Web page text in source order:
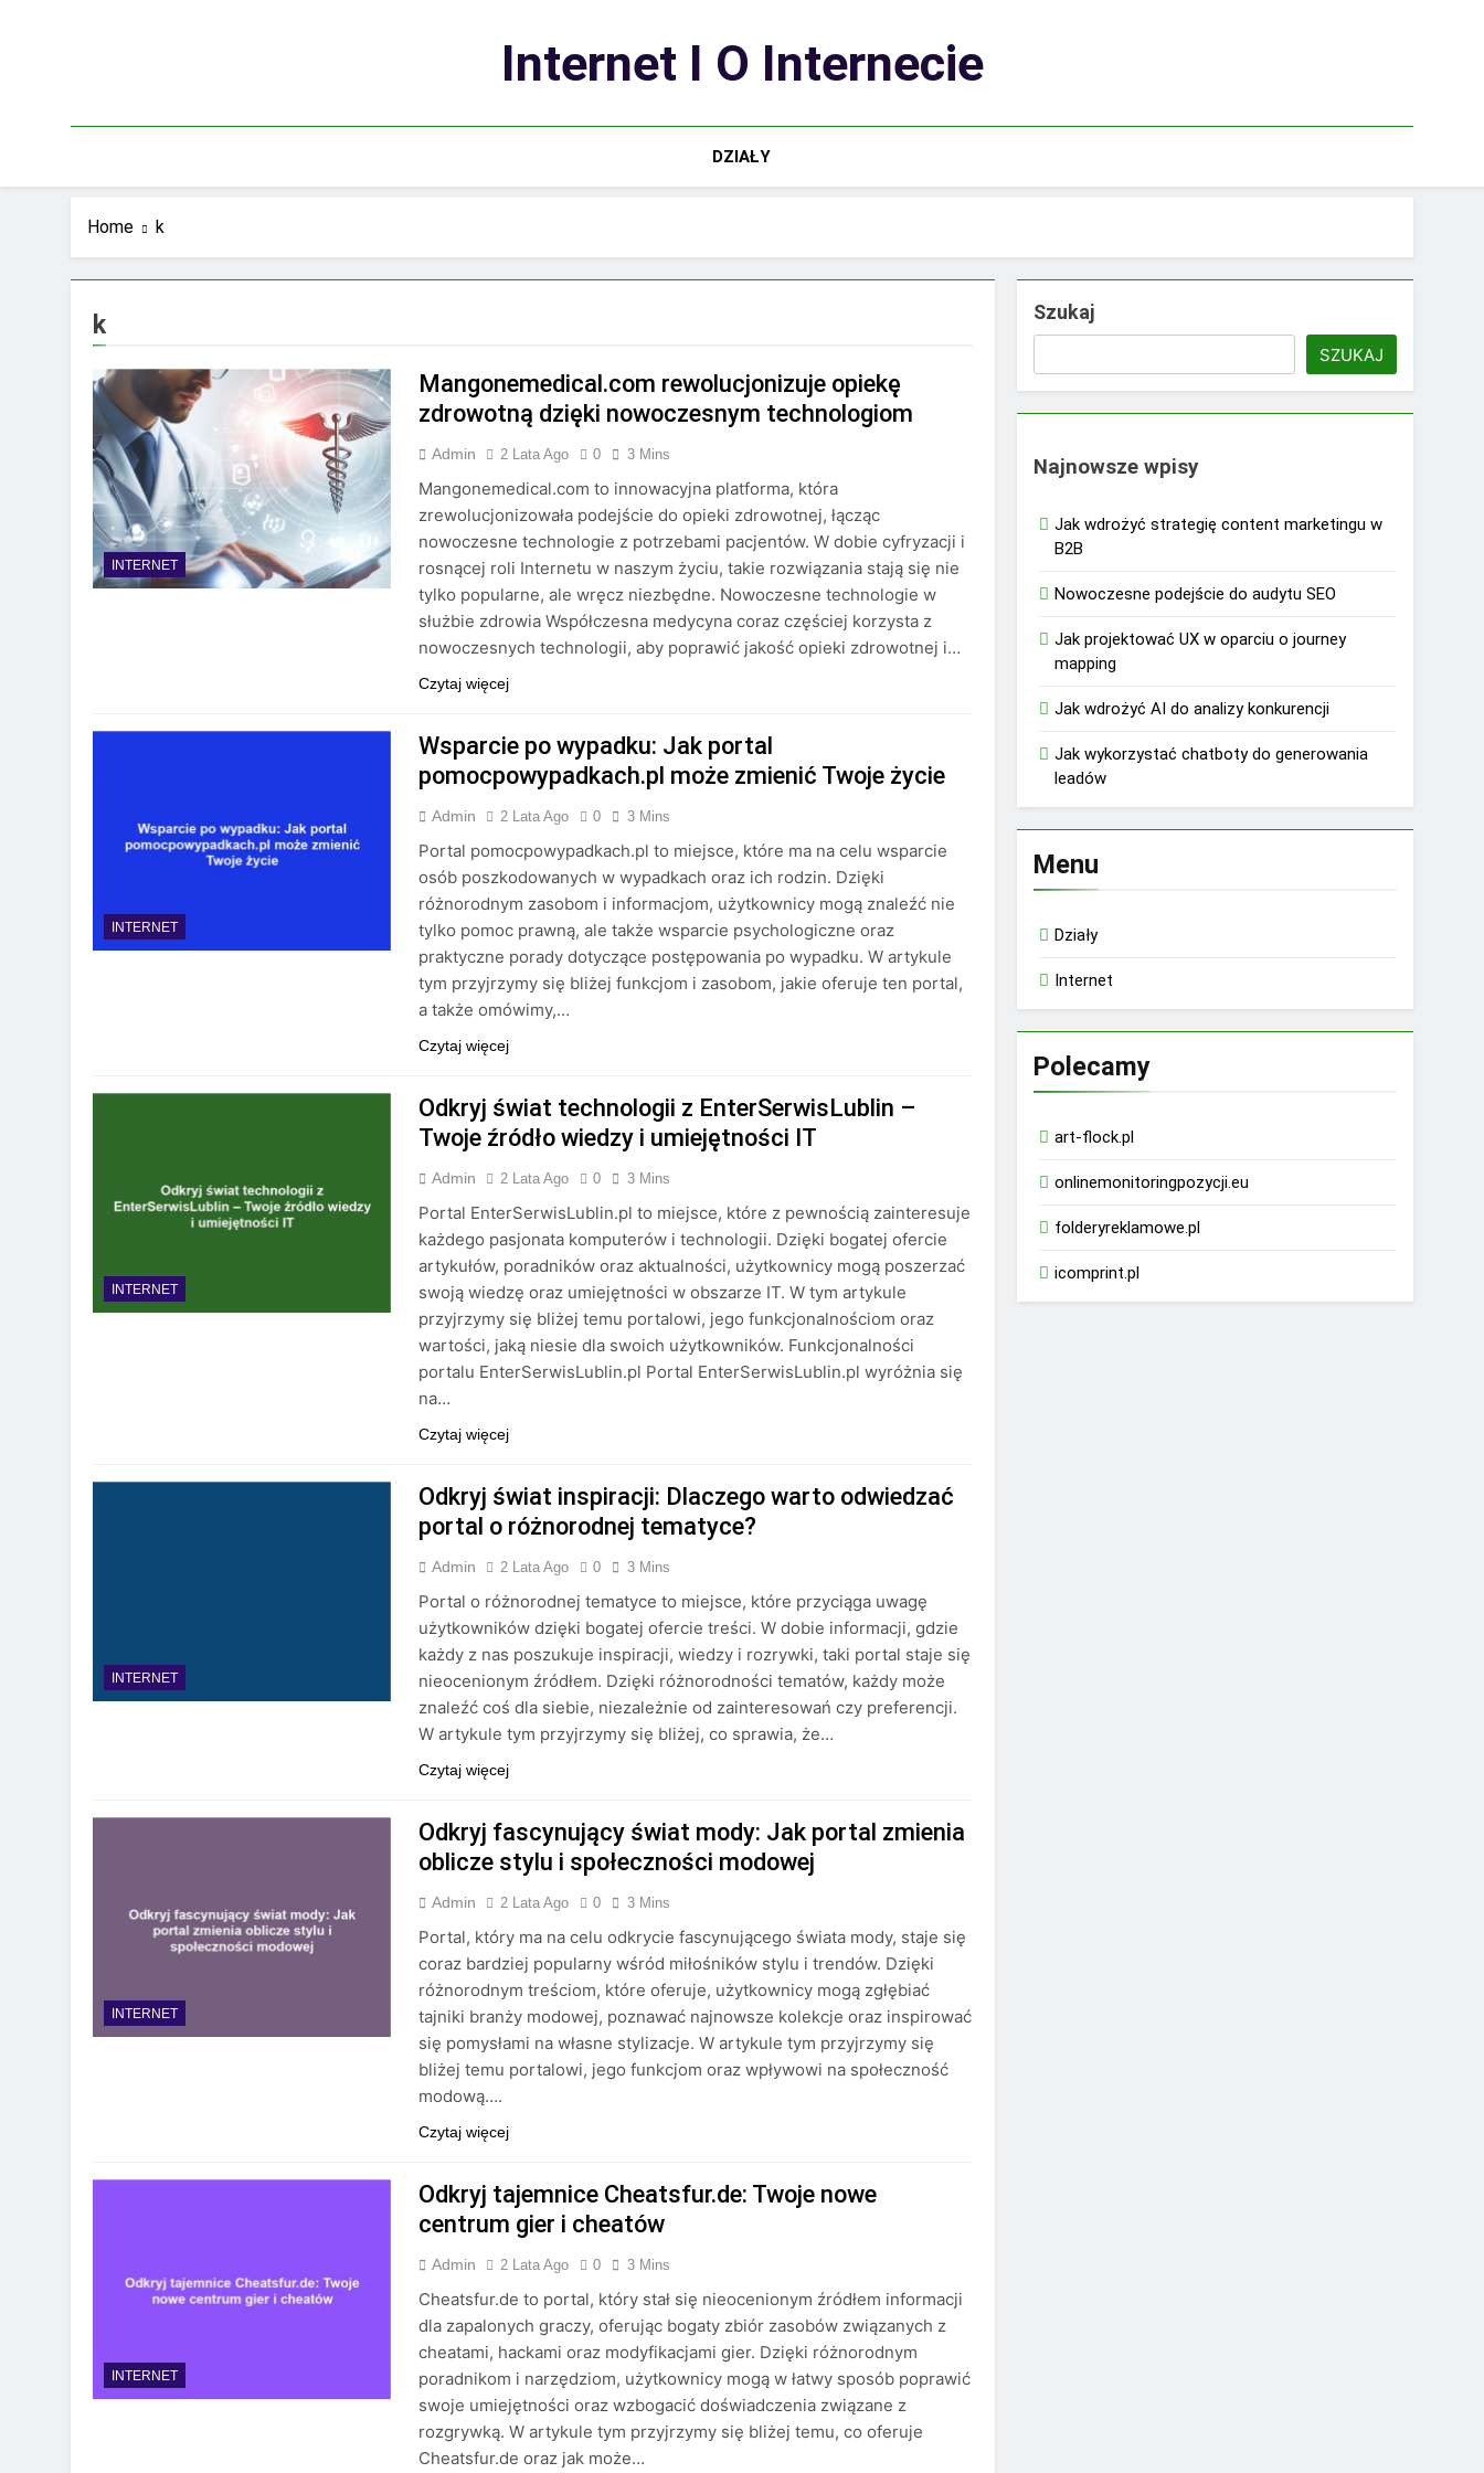
Internet I O Internecie
DZIAŁY
Home k
k
INTERNET
Mangonemedical.com rewolucjonizuje opiekę
zdrowotną dzięki nowoczesnym technologiom
Admin 2 Lata Ago 0 3 Mins
Mangonemedical.com to innowacyjna platforma, która
zrewolucjonizowała podejście do opieki zdrowotnej, łącząc
nowoczesne technologie z potrzebami pacjentów. W dobie cyfryzacji i
rosnącej roli Internetu w naszym życiu, takie rozwiązania stają się nie
tylko popularne, ale wręcz niezbędne. Nowoczesne technologie w
służbie zdrowia Współczesna medycyna coraz częściej korzysta z
nowoczesnych technologii, aby poprawić jakość opieki zdrowotnej i…
Czytaj więcej
INTERNET
Wsparcie po wypadku: Jak portal
pomocpowypadkach.pl może zmienić Twoje życie
Admin 2 Lata Ago 0 3 Mins
Portal pomocpowypadkach.pl to miejsce, które ma na celu wsparcie
osób poszkodowanych w wypadkach oraz ich rodzin. Dzięki
różnorodnym zasobom i informacjom, użytkownicy mogą znaleźć nie
tylko pomoc prawną, ale także wsparcie psychologiczne oraz
praktyczne porady dotyczące postępowania po wypadku. W artykule
tym przyjrzymy się bliżej funkcjom i zasobom, jakie oferuje ten portal,
a także omówimy,…
Czytaj więcej
INTERNET
Odkryj świat technologii z EnterSerwisLublin –
Twoje źródło wiedzy i umiejętności IT
Admin 2 Lata Ago 0 3 Mins
Portal EnterSerwisLublin.pl to miejsce, które z pewnością zainteresuje
każdego pasjonata komputerów i technologii. Dzięki bogatej ofercie
artykułów, poradników oraz aktualności, użytkownicy mogą poszerzać
swoją wiedzę oraz umiejętności w obszarze IT. W tym artykule
przyjrzymy się bliżej temu portalowi, jego funkcjonalnościom oraz
wartości, jaką niesie dla swoich użytkowników. Funkcjonalności
portalu EnterSerwisLublin.pl Portal EnterSerwisLublin.pl wyróżnia się
na…
Czytaj więcej
INTERNET
Odkryj świat inspiracji: Dlaczego warto odwiedzać
portal o różnorodnej tematyce?
Admin 2 Lata Ago 0 3 Mins
Portal o różnorodnej tematyce to miejsce, które przyciąga uwagę
użytkowników dzięki bogatej ofercie treści. W dobie informacji, gdzie
każdy z nas poszukuje inspiracji, wiedzy i rozrywki, taki portal staje się
nieocenionym źródłem. Dzięki różnorodności tematów, każdy może
znaleźć coś dla siebie, niezależnie od zainteresowań czy preferencji.
W artykule tym przyjrzymy się bliżej, co sprawia, że…
Czytaj więcej
INTERNET
Odkryj fascynujący świat mody: Jak portal zmienia
oblicze stylu i społeczności modowej
Admin 2 Lata Ago 0 3 Mins
Portal, który ma na celu odkrycie fascynującego świata mody, staje się
coraz bardziej popularny wśród miłośników stylu i trendów. Dzięki
różnorodnym treściom, które oferuje, użytkownicy mogą zgłębiać
tajniki branży modowej, poznawać najnowsze kolekcje oraz inspirować
się pomysłami na własne stylizacje. W artykule tym przyjrzymy się
bliżej temu portalowi, jego funkcjom oraz wpływowi na społeczność
modową….
Czytaj więcej
INTERNET
Odkryj tajemnice Cheatsfur.de: Twoje nowe
centrum gier i cheatów
Admin 2 Lata Ago 0 3 Mins
Cheatsfur.de to portal, który stał się nieocenionym źródłem informacji
dla zapalonych graczy, oferując bogaty zbiór zasobów związanych z
cheatami, hackami oraz modyfikacjami gier. Dzięki różnorodnym
poradnikom i narzędziom, użytkownicy mogą w łatwy sposób poprawić
swoje umiejętności oraz wzbogacić doświadczenia związane z
rozgrywką. W artykule tym przyjrzymy się bliżej temu, co oferuje
Cheatsfur.de oraz jak może…
Szukaj
SZUKAJ
Najnowsze wpisy
Jak wdrożyć strategię content marketingu w
B2B
Nowoczesne podejście do audytu SEO
Jak projektować UX w oparciu o journey
mapping
Jak wdrożyć AI do analizy konkurencji
Jak wykorzystać chatboty do generowania
leadów
Menu
Działy
Internet
Polecamy
art-flock.pl
onlinemonitoringpozycji.eu
folderyreklamowe.pl
icomprint.pl